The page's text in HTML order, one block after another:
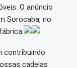
O anúncio
Sorocaba, no
contribuindo
cadeias